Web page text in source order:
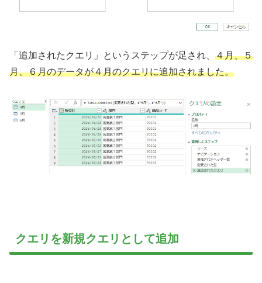
「追加されたクエリ」というステップが足され、 ４月、５
月、６月のデータが４月のクエリに追加されました。
クエリを新規クエリとして追加